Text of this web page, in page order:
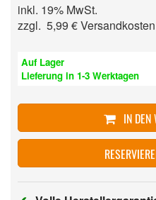
inkl. 19% MwSt.
zzgl. 5,99 €Versandkosten
Auf Lager
Lieferung in 1-3 Werktagen
IN DEN